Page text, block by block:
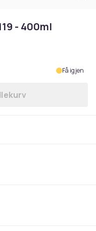
- 400ml
Få igjen
Motip Autoacryl spray